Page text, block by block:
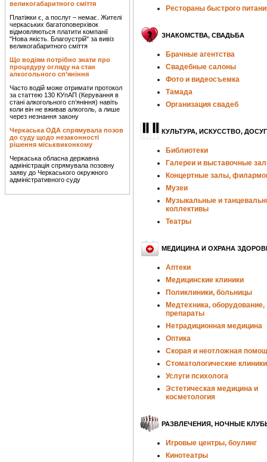
великогабаритного сміття
Платіжки є, а послуг – немає. Жителі
черкаських багатоповерхівок
відмовляються платити компанії
"Нова якість. Благоустрій" за вивіз
великогабаритного сміття
Що водіям потрібно знати про
процедуру огляду на стан
алкогольного сп’яніння
Часто водій може отримати протокол
за статтею 130 КУпАП (Керування в
стані алкогольного сп’яніння) навіть
коли він не вживав алкоголь, а лише
через незнання закону
Черкаська ОДА спрямувала позов
до суду щодо незаконності
рішення міськвиконкому
Черкаська обласна державна
адміністрація спрямувала позовну
заяву до Черкаського окружного
адміністративного суду
Рестораны быстрого
ЗНАКОМСТВА, СВАДЬБА
Брачные агентства
Свадебные салоны
Фото и видеосъемка
Тамада
Организация свадеб
КУЛЬТУРА, ИСКУССТВО, ДОСУГ
Библиотеки
Галереи и выставочные
Концертные залы,
Музеи
Музыкальные и
коллективы
Театры
МЕДИЦИНА И ОХРАНА
Аптеки
Медицинские клиники
Поликлиники, больницы
Медтехника, оборудование,
препараты
Нетрадиционная медицина
Оптика
Скорая и неотложная
Стоматологические клиники
Услуги психолога
Эстетическая медицина и
косметология
РАЗВЛЕЧЕНИЯ, НОЧНЫЕ
Игровые центры, боулинг
Кинотеатры